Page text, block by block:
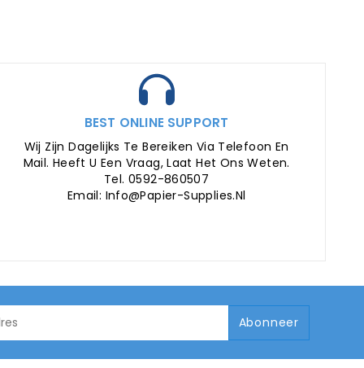
BEST ONLINE SUPPORT
Wij Zijn Dagelijks Te Bereiken Via Telefoon En
Mail. Heeft U Een Vraag, Laat Het Ons Weten.
Tel. 0592-860507
Email: Info@papier-Supplies.nl